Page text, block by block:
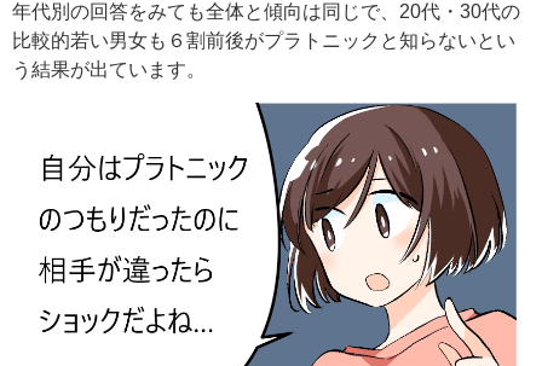
年代別の回答をみても全体と傾向は同じで、20代・30代の
比較的若い男女も６割前後がプラトニックと知らないとい
う結果が出ています。